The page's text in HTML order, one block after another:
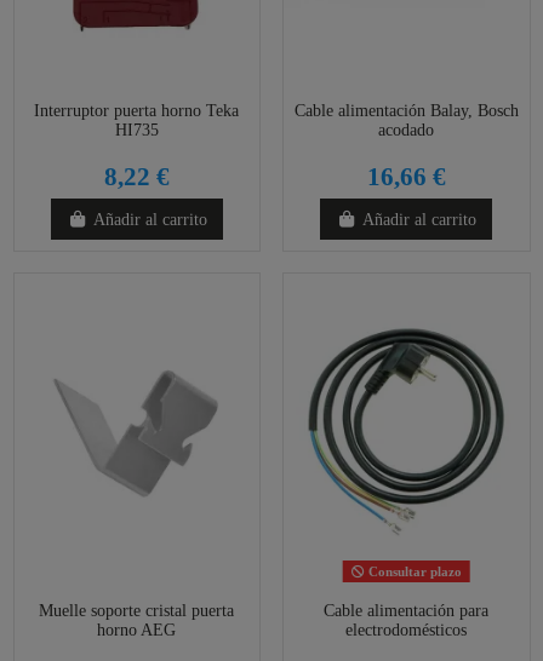
Interruptor puerta horno Teka
HI735
8,22 €
Añadir al carrito
Cable alimentación Balay, Bosch
acodado
16,66 €
Añadir al carrito
Muelle soporte cristal puerta
horno AEG
Consultar plazo
Cable alimentación para
electrodomésticos